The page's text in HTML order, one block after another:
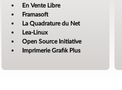
En Vente Libre
Framasoft
La Quadrature du Net
Lea-Linux
Open Source Initiative
Imprimerie Grafik Plus